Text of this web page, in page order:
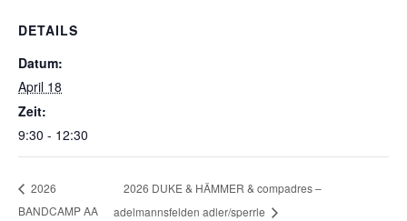
DETAILS
Datum:
April 18
Zeit:
9:30 - 12:30
2026
BANDCAMP AA
2026 DUKE & HÄMMER & compadres –
adelmannsfelden adler/sperrle